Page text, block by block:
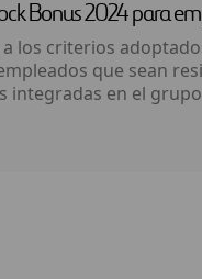
Bonus 2024 para
los criterios
que sean
integradas en el